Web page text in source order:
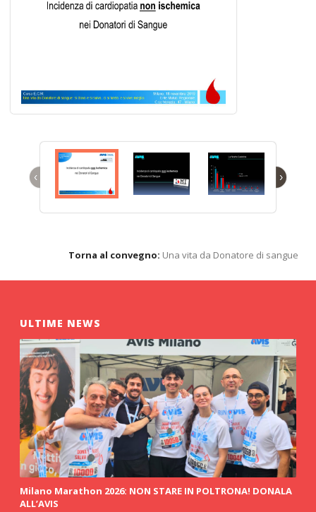
‹ ›
Torna al convegno: Una vita da Donatore di sangue
ULTIME NEWS
Milano Marathon 2026: NON STARE IN POLTRONA! DONALA
ALL’AVIS